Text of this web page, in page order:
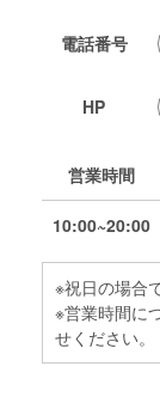
電話番号
HP
営業時間
10:00~20:00
※祝日の場合
※営業時間に
せください。